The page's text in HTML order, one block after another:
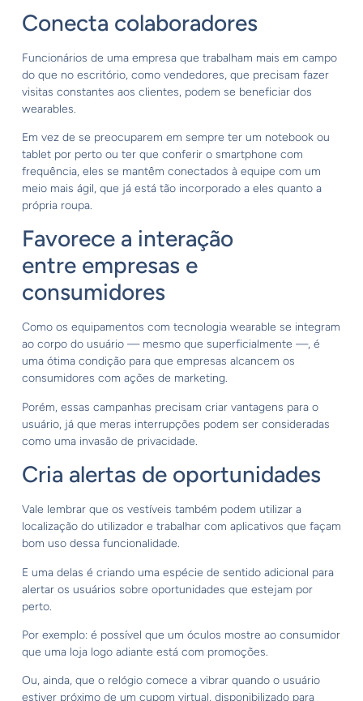
Conecta colaboradores
Funcionários de uma empresa que trabalham mais em campo
do que no escritório, como vendedores, que precisam fazer
visitas constantes aos clientes, podem se beneficiar dos
wearables.
Em vez de se preocuparem em sempre ter um notebook ou
tablet por perto ou ter que conferir o smartphone com
frequência, eles se mantêm conectados à equipe com um
meio mais ágil, que já está tão incorporado a eles quanto a
própria roupa.
Favorece a interação
entre empresas e
consumidores
Como os equipamentos com tecnologia wearable se integram
ao corpo do usuário — mesmo que superficialmente —, é
uma ótima condição para que empresas alcancem os
consumidores com ações de marketing.
Porém, essas campanhas precisam criar vantagens para o
usuário, já que meras interrupções podem ser consideradas
como uma invasão de privacidade.
Cria alertas de oportunidades
Vale lembrar que os vestíveis também podem utilizar a
localização do utilizador e trabalhar com aplicativos que façam
bom uso dessa funcionalidade.
E uma delas é criando uma espécie de sentido adicional para
alertar os usuários sobre oportunidades que estejam por
perto.
Por exemplo: é possível que um óculos mostre ao consumidor
que uma loja logo adiante está com promoções.
Ou, ainda, que o relógio comece a vibrar quando o usuário
estiver próximo de um cupom virtual, disponibilizado para